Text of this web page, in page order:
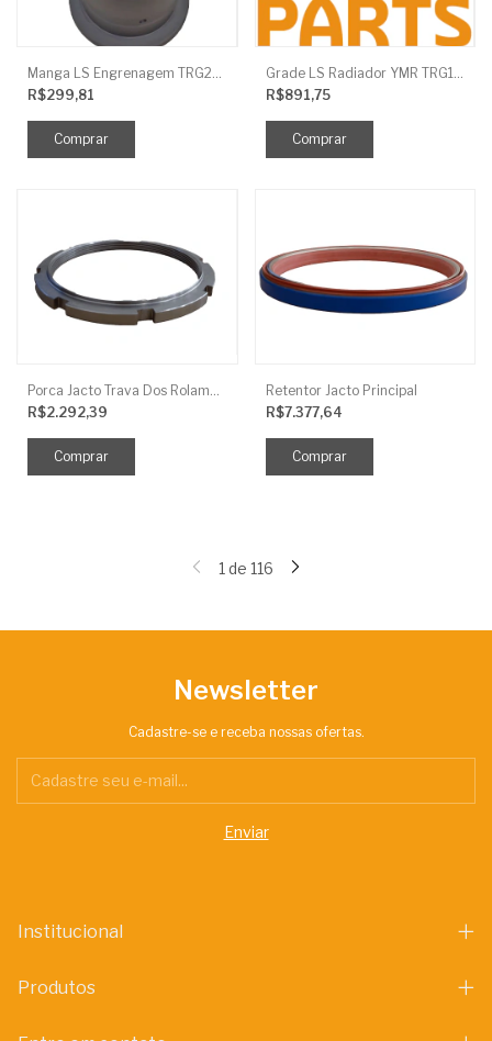
R$299,81
R$891,75
R$2.292,39
Retentor Jacto Principal
R$7.377,64
1 de 116
Newsletter
Cadastre-se e receba nossas ofertas.
Institucional
Produtos